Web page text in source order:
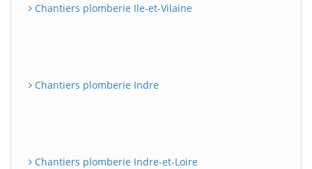
Chantiers plomberie Ile-et-Vilaine
Chantiers plomberie Indre
Chantiers plomberie Indre-et-Loire